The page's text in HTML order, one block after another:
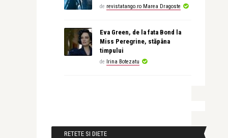
de revistatango.ro Marea Dragoste
Eva Green, de la fata Bond la
Miss Peregrine, stăpâna
timpului
de Irina Botezatu
RETETE SI DIETE